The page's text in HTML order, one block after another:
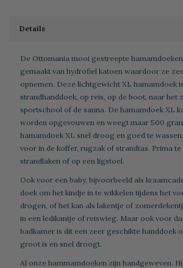
Details
De Ottomania mooi gestreepte
gemaakt van hydrofiel katoen waardoor ze
opnemen. Deze lichtgewicht XL hamamdoek
strandhanddoek, op reis, op de boot, naar het
sportschool of de sauna. De hamamdoek XL
worden opgevouwen en weegt maar 500
hamamdoek XL snel droog en goed te
voor in de koffer, rugzak of strandtas. Prima te
strandlaken of op een ligstoel.
Ook voor een baby, bijvoorbeeld als
doek om het kindje in te wikkelen tijdens het
drogen, of het kan als lakentje of
in een ledikantje of reiswieg. Maar ook voor
badkamer is dit een zeer geschikte handdoek
groot is en snel droogt.
Al onze hammamdoeken zijn handgeweven.